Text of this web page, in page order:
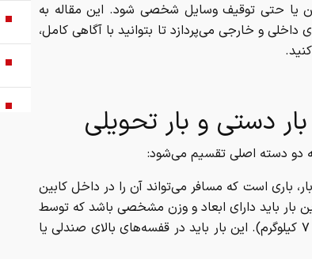
یا حتی توقیف وسایل شخصی شود. این مقاله به
داخلی و خارجی می‌پردازد تا بتوانید با آگاهی کامل،
بار دستی و بار تحویلی
به دو دسته اصلی تقسیم می‌شود:
باری است که مسافر می‌تواند آن را در داخل کابین
بار باید دارای ابعاد و وزن مشخصی باشد که توسط
ایرلاین تعیین می‌شود (معمولاً تا ۷ کیلوگرم). این بار باید در قفسه‌های بالای صندلی یا